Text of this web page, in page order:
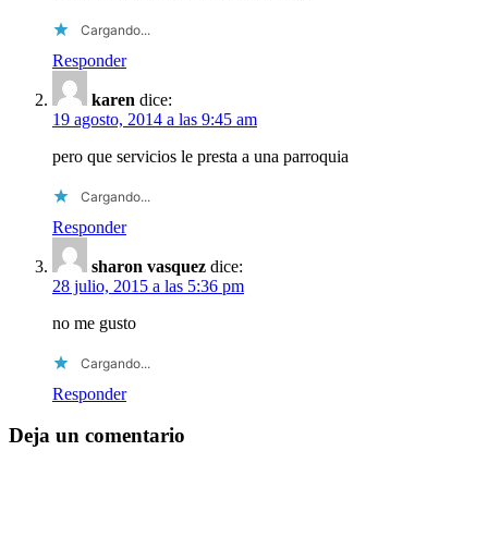
Cargando...
Responder
karen dice:
19 agosto, 2014 a las 9:45 am
pero que servicios le presta a una parroquia
Cargando...
Responder
sharon vasquez dice:
28 julio, 2015 a las 5:36 pm
no me gusto
Cargando...
Responder
Deja un comentario